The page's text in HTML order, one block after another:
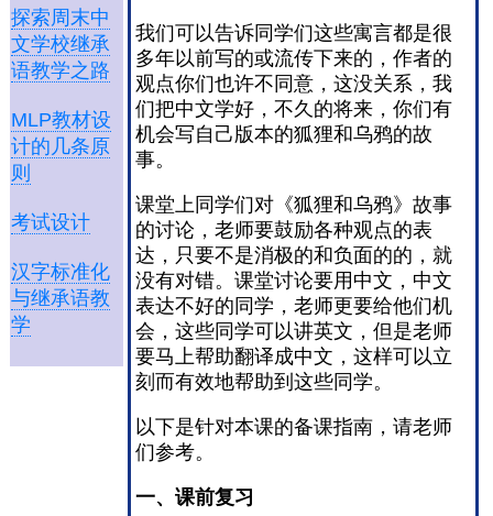
探索周末中
文学校继承
语教学之路
MLP教材设
计的几条原
则
考试设计
汉字标准化
与继承语教
学
我们可以告诉同学们这些寓言都是很
多年以前写的或流传下来的，作者的
观点你们也许不同意，这没关系，我
们把中文学好，不久的将来，你们有
机会写自己版本的狐狸和乌鸦的故
事。
课堂上同学们对《狐狸和乌鸦》故事
的讨论，老师要鼓励各种观点的表
达，只要不是消极的和负面的的，就
没有对错。课堂讨论要用中文，中文
表达不好的同学，老师更要给他们机
会，这些同学可以讲英文，但是老师
要马上帮助翻译成中文，这样可以立
刻而有效地帮助到这些同学。
以下是针对本课的备课指南，请老师
们参考。
一、课前复习